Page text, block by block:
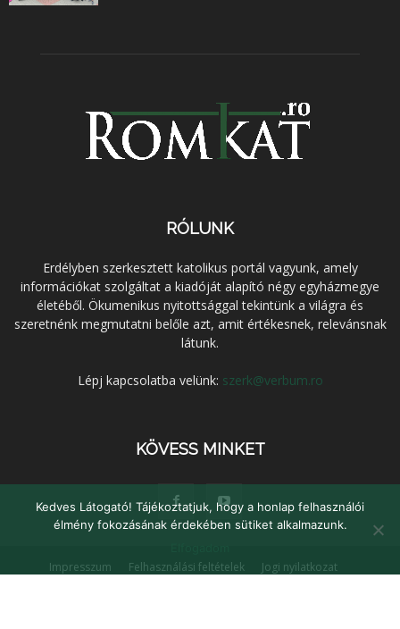
RÓLUNK
Erdélyben szerkesztett katolikus portál vagyunk, amely
információkat szolgáltat a kiadóját alapító négy egyházmegye
életéből. Ökumenikus nyitottsággal tekintünk a világra és
szeretnénk megmutatni belőle azt, amit értékesnek, relevánsnak
látunk.
Lépj kapcsolatba velünk: szerk@verbum.ro
KÖVESS MINKET
Impresszum Felhasználási feltételek
Jogi nyilatkozat
Kedves Látogató! Tájékoztatjuk, hogy a honlap felhasználói
élmény fokozásának érdekében sütiket alkalmazunk.